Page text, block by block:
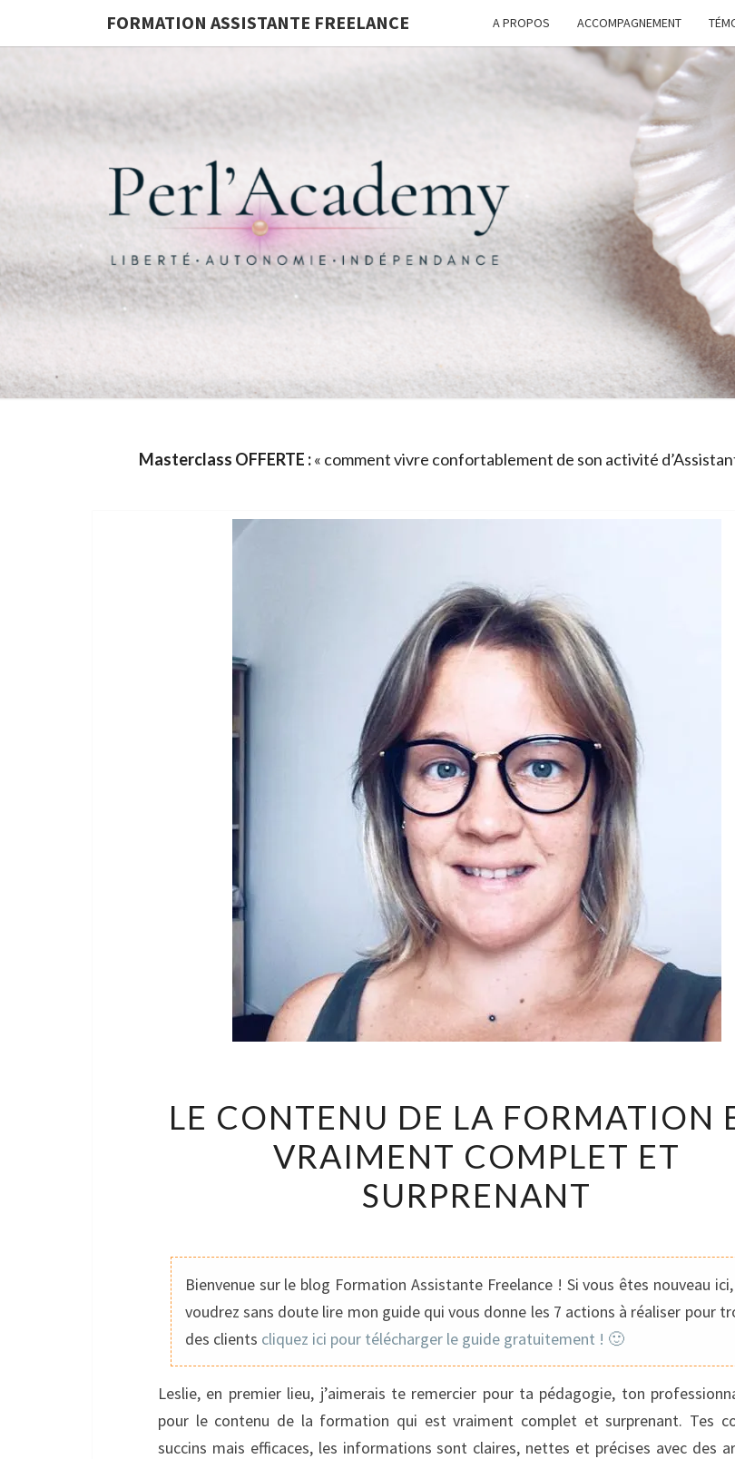
FORMATION ASSISTANTE FREELANCE A PROPOS ACCOMPAGNEMENT
G
Masterclass OFFERTE :« comment vivre confortablement de son activité
CONTENU
DE
LA
FORMATION
VRAIMENT
COMPLET
ET
SURPRENANT
LE CONTENU DE LA FORMATION
VRAIMENT COMPLET ET
SURPRENANT
Bienvenue sur le blog Formation Assistante Freelance ! Si vous êtes nouveau
voudrez sans doute lire mon guide qui vous donne les 7 actions à réaliser pour
des clients cliquez ici pour télécharger le guide gratuitement ! 🙂
Leslie, en premier lieu, j’aimerais te remercier pour ta pédagogie, ton
pour le contenu de la formation qui est vraiment complet et surprenant. Tes
succins mais efficaces, les informations sont claires, nettes et précises avec des